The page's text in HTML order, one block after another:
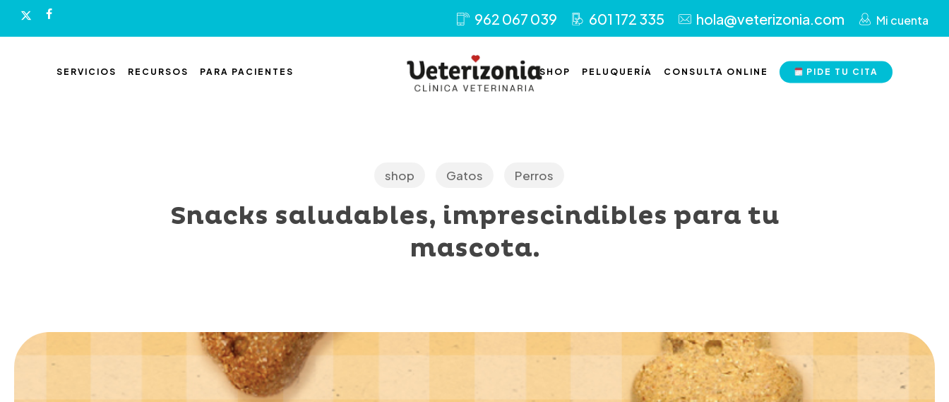
Skipx-
facebook 962 067 039 601 172 335 hola@veterizonia.com Mi cuenta
SERVICIOS RECURSOS PARA PACIENTES SHOP PELUQUERÍA CONSULTA ONLINE PIDE TU CITA
shop Gatos Perros
Snacks saludables, imprescindibles para tu
mascota.